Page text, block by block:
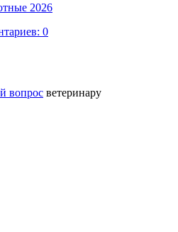
2026
0
вопрос ветеринару